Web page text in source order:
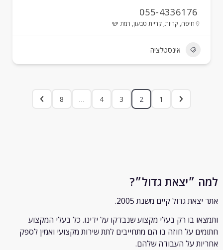
גדול״?
גדול קיים משנת 2005.
בו רקבעלי מקצוע שנבדקו על ידינו. כל בעלי המקצוע
על חוזה בו הם מתחייבים לתת שירות מקצועי ואמין לספק
על העבודה שלהם.
055-4336176
קריות,קריית טבעון,רמת ישי
אינסטלציה
…